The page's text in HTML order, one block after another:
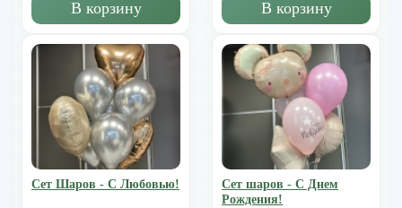
В корзину В корзину
Сет Шаров - С Любовью!
Сет шаров - С Днем
Рождения!